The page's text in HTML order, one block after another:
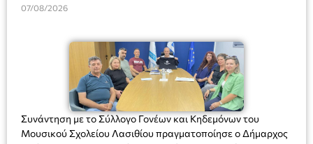
07/08/2026
Συνάντηση με το Σύλλογο Γονέων και Κηδεμόνων του
Μουσικού Σχολείου Λασιθίου πραγματοποίησε ο Δήμαρχος